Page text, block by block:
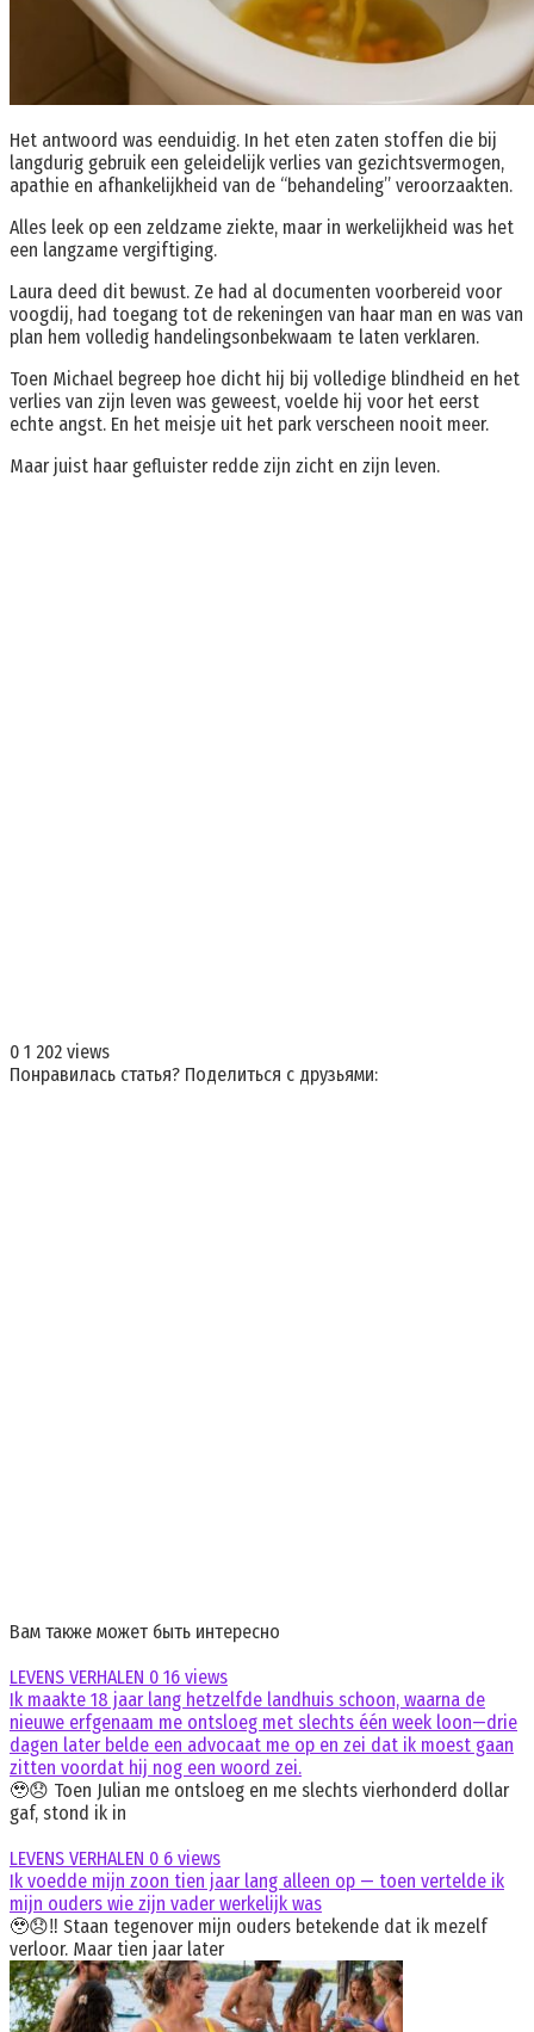
Het antwoord was eenduidig. In het eten zaten stoffen die bij
langdurig gebruik een geleidelijk verlies van gezichtsvermogen,
apathie en afhankelijkheid van de “behandeling” veroorzaakten.
Alles leek op een zeldzame ziekte, maar in werkelijkheid was het
een langzame vergiftiging.
Laura deed dit bewust. Ze had al documenten voorbereid voor
voogdij, had toegang tot de rekeningen van haar man en was van
plan hem volledig handelingsonbekwaam te laten verklaren.
Toen Michael begreep hoe dicht hij bij volledige blindheid en het
verlies van zijn leven was geweest, voelde hij voor het eerst
echte angst. En het meisje uit het park verscheen nooit meer.
Maar juist haar gefluister redde zijn zicht en zijn leven.
0 1 202 views
Понравилась статья? Поделиться с друзьями:
Вам также может быть интересно
LEVENS VERHALEN 0 16 views
Ik maakte 18 jaar lang hetzelfde landhuis schoon, waarna de
nieuwe erfgenaam me ontsloeg met slechts één week loon—drie
dagen later belde een advocaat me op en zei dat ik moest gaan
zitten voordat hij nog een woord zei.
🥹😞 Toen Julian me ontsloeg en me slechts vierhonderd dollar
gaf, stond ik in
LEVENS VERHALEN 0 6 views
Ik voedde mijn zoon tien jaar lang alleen op — toen vertelde ik
mijn ouders wie zijn vader werkelijk was
🥹😞‼️ Staan tegenover mijn ouders betekende dat ik mezelf
verloor. Maar tien jaar later